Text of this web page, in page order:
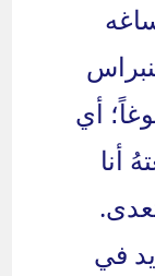
أي
أنا
في